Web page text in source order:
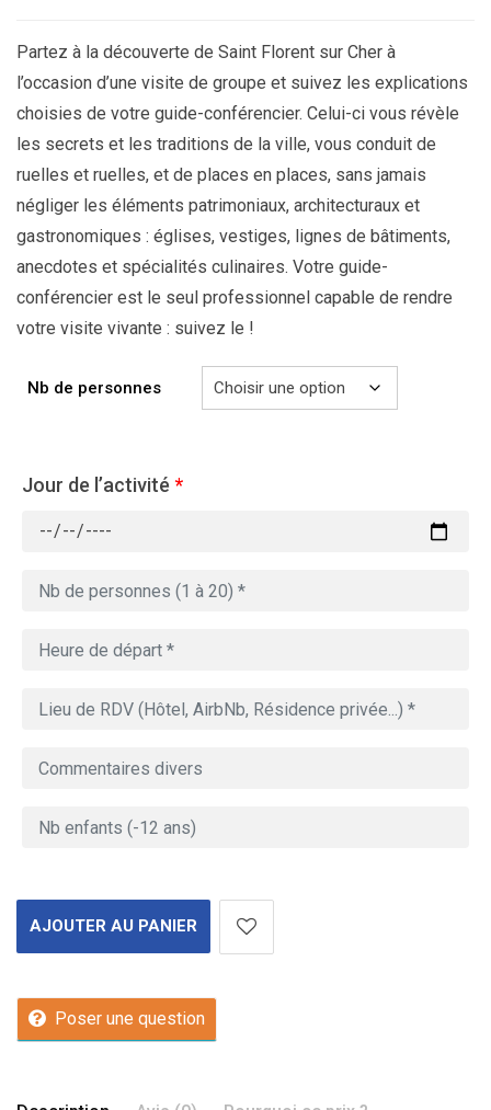
Partez à la découverte de Saint Florent sur Cher à
l’occasion d’une visite de groupe et suivez les explications
choisies de votre guide-conférencier. Celui-ci vous révèle
les secrets et les traditions de la ville, vous conduit de
ruelles et ruelles, et de places en places, sans jamais
négliger les éléments patrimoniaux, architecturaux et
gastronomiques : églises, vestiges, lignes de bâtiments,
anecdotes et spécialités culinaires. Votre guide-
conférencier est le seul professionnel capable de rendre
votre visite vivante : suivez le !
Nb de personnes
Jour de l’activité *
AJOUTER AU PANIER
Poser une question